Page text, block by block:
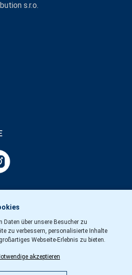
Daten über unsere Besucher zu
zu verbessern, personalisierte Inhalte
Webseite-Erlebnis zu bieten.
akzeptieren
s.r.o.